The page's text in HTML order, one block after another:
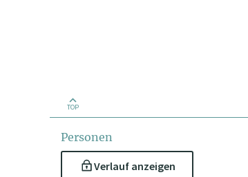
TOP
Personen
Verlauf anzeigen